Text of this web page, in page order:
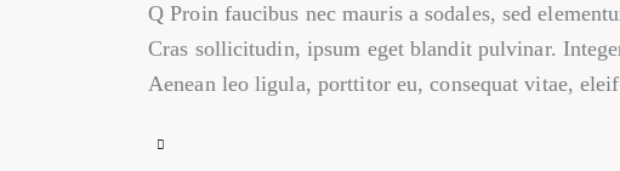
Q Proin faucibus nec mauris a sodales, sed
Cras sollicitudin, ipsum eget blandit pulvinar.
Aenean leo ligula, porttitor eu, consequat vitae,